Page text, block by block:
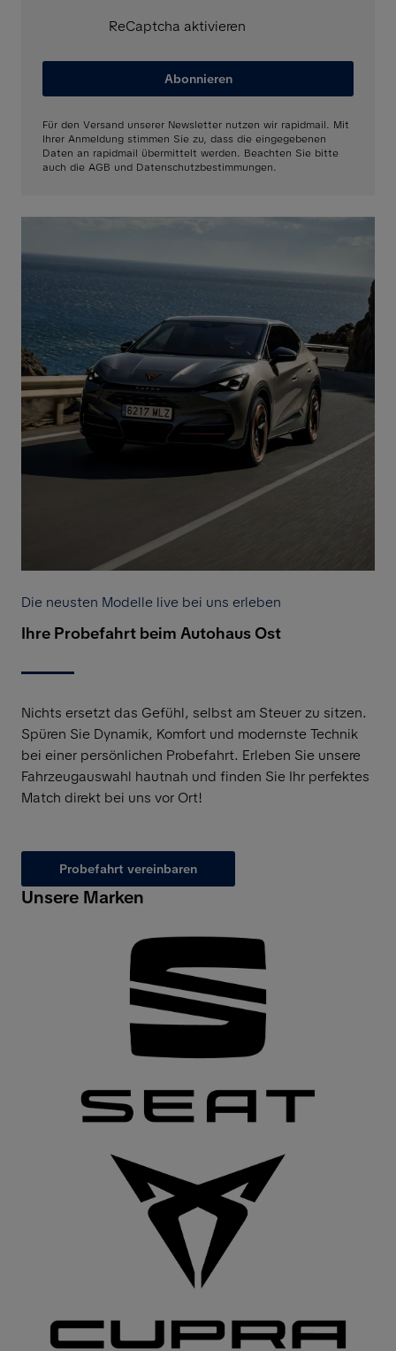
ReCaptcha aktivieren
Abonnieren
Für den Versand unserer Newsletter nutzen wir rapidmail. Mit
Ihrer Anmeldung stimmen Sie zu, dass die eingegebenen
Daten an rapidmail übermittelt werden. Beachten Sie bitte
auch die AGB und Datenschutzbestimmungen.
Die neusten Modelle live bei uns erleben
Ihre Probefahrt beim Autohaus Ost
Nichts ersetzt das Gefühl, selbst am Steuer zu sitzen.
Spüren Sie Dynamik, Komfort und modernste Technik
bei einer persönlichen Probefahrt. Erleben Sie unsere
Fahrzeugauswahl hautnah und finden Sie Ihr perfektes
Match direkt bei uns vor Ort!
Probefahrt vereinbaren
Unsere Marken